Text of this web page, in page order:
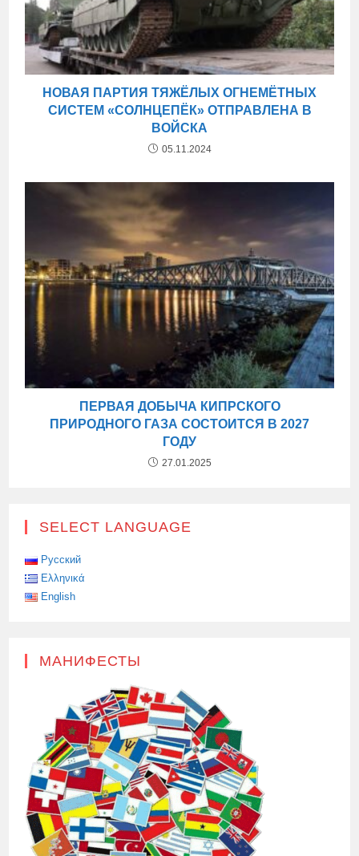
НОВАЯ ПАРТИЯ ТЯЖЁЛЫХ ОГНЕМЁТНЫХ
СИСТЕМ «СОЛНЦЕПЁК» ОТПРАВЛЕНА В
ВОЙСКА
05.11.2024
ПЕРВАЯ ДОБЫЧА КИПРСКОГО
ПРИРОДНОГО ГАЗА СОСТОИТСЯ В 2027
ГОДУ
27.01.2025
SELECT LANGUAGE
Русский
Ελληνικά
English
МАНИФЕСТЫ